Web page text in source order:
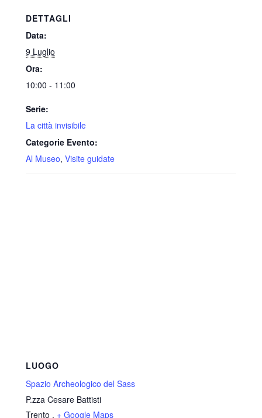
DETTAGLI
Data:
9 Luglio
Ora:
10:00 - 11:00
Serie:
La città invisibile
Categorie Evento:
Al Museo, Visite guidate
LUOGO
Spazio Archeologico del Sass
P.zza Cesare Battisti
Trento , + Google Maps